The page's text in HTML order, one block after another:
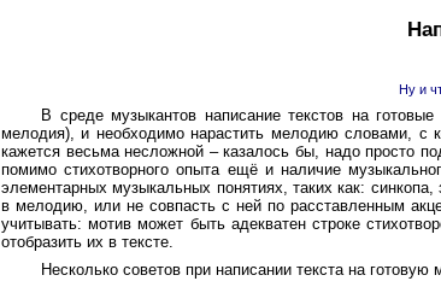
Ну и
В среде музыкантов написание текстов на
мелодия), и необходимо нарастить мелодию словами,
кажется весьма несложной – казалось бы, надо просто
помимо стихотворного опыта ещё и наличие
элементарных музыкальных понятиях, таких как:
в мелодию, или не совпасть с ней по расставленным
учитывать: мотив может быть адекватен строке
отобразить их в тексте.
Несколько советов при написании текста на готовую